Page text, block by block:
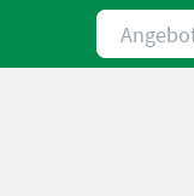
Angebote